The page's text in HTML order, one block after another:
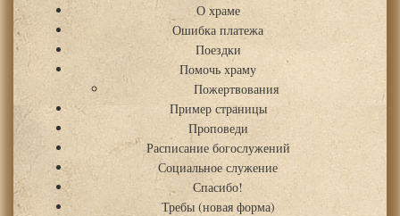
О храме
Ошибка платежа
Поездки
Помочь храму
Пожертвования
Пример страницы
Проповеди
Расписание богослужений
Социальное служение
Спасибо!
Требы (новая форма)